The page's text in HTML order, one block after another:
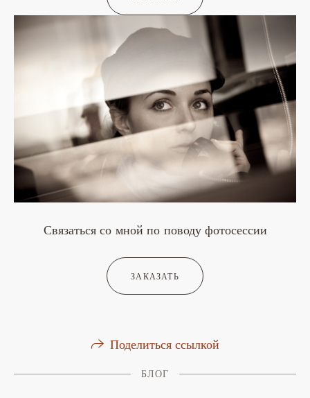
Связаться со мной по поводу фотосессии
ЗАКАЗАТЬ
Поделиться ссылкой
БЛОГ